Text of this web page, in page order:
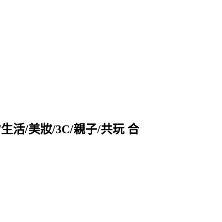
活/美妝/3C/親子/共玩 合